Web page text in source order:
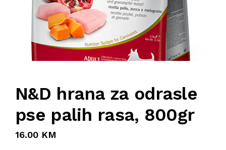
N&D hrana za odrasle
pse palih rasa, 800gr
16.00 KM